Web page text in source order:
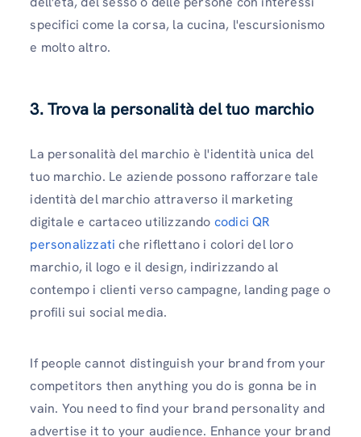
specifici come la corsa, la cucina, l'escursionismo
e molto altro.
3. Trova la personalità del tuo marchio
La personalità del marchio è l'identità unica del
tuo marchio. Le aziende possono rafforzare tale
identità del marchio attraverso il marketing
digitale e cartaceo utilizzando codici QR
personalizzati che riflettano i colori del loro
marchio, il logo e il design, indirizzando al
contempo i clienti verso campagne, landing page o
profili sui social media.
If people cannot distinguish your brand from your
competitors then anything you do is gonna be in
vain. You need to find your brand personality and
advertise it to your audience. Enhance your brand